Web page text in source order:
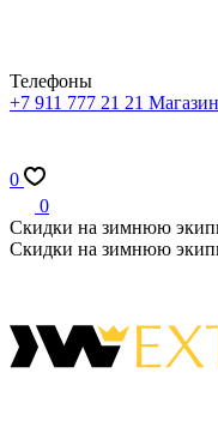
Телефоны
+7 911 777 21 21 Магазин
0
0
Скидки на зимнюю
Скидки на зимнюю